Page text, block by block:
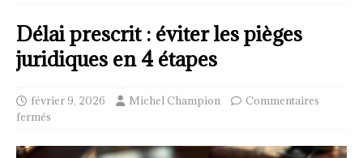
Délai prescrit : éviter les pièges
juridiques en 4 étapes
février 9, 2026 Michel Champion
Commentaires
fermés